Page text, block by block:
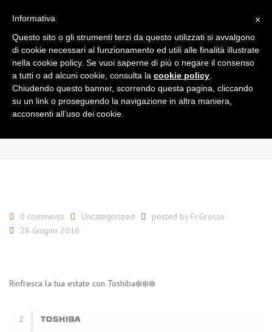
Lun - Ven: 8:00 - 12:30 - 15:30 - 19:00
+ 39 0962 51716
info@francescogrosso.it
top
bar
Archives for Giugno 2016
0 comments Uncategorized posted by Fr.Grosso
28 Giugno 2016
Rinfresca la tua estate con Toshiba❄️❄️❄️
x
Informativa
Questo sito o gli strumenti terzi da questo utilizzati si avvalgono
di cookie necessari al funzionamento ed utili alle finalità illustrate
nella cookie policy. Se vuoi saperne di più o negare il consenso
a tutti o ad alcuni cookie, consulta la cookie policy
Chiudendo questo banner, scorrendo questa pagina, cliccando
su un link o proseguendo la navigazione in altra maniera,
acconsenti all’uso dei cookie.